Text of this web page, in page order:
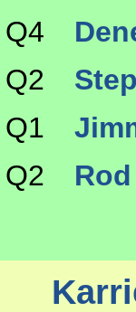
Q4
Q2
Q1
Q2